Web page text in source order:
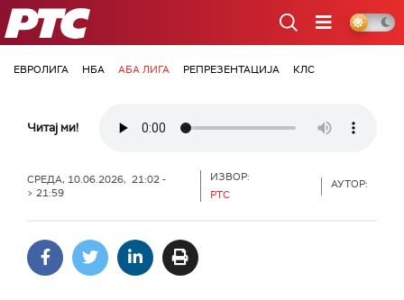
РТС
ЕВРОЛИГА НБА АБА ЛИГА РЕПРЕЗЕНТАЦИЈА КЛС
Читај ми!
СРЕДА, 10.06.2026, 21:02 -
> 21:59
ИЗВОР:
РТС
АУТОР: